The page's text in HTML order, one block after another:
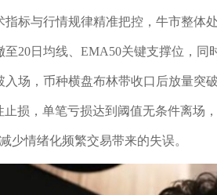
指标与行情规律精准把控，牛市整体
20日均线、EMA50关键支撑位，
入场，币种横盘布林带收口后放量突
止损，单笔亏损达到阈值无条件离场
少情绪化频繁交易带来的失误。